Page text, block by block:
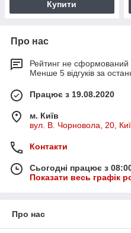
Купити
Про нас
Рейтинг не сформований
Менше 5 відгуків за
Працює з 19.08.2020
м. Київ
вул. В. Чорновола, 20,
Контакти
Сьогодні працює з
Показати весь графік
Про нас